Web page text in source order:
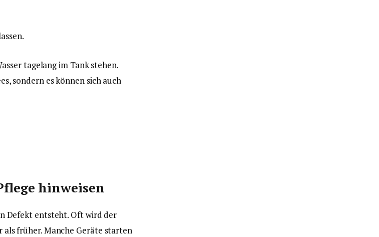
tagelang im Tank stehen.
sondern es können sich auch
hinweisen
Defekt entsteht. Oft wird der
als früher. Manche Geräte starten